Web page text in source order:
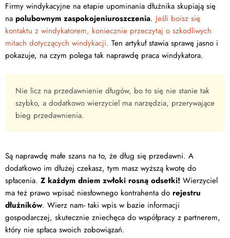
Firmy windykacyjne na etapie upominania dłużnika skupiają się
na polubownym zaspokojeniuroszczenia. Jeśli boisz się
kontaktu z windykatorem, koniecznie przeczytaj o szkodliwych
mitach dotyczących windykacji. Ten artykuł stawia sprawę jasno i
pokazuje, na czym polega tak naprawdę praca windykatora.
Nie licz na przedawnienie długów, bo to się nie stanie tak
szybko, a dodatkowo wierzyciel ma narzędzia, przerywające
bieg przedawnienia.
Są naprawdę małe szans na to, że dług się przedawni. A
dodatkowo im dłużej czekasz, tym masz wyższą kwotę do
spłacenia. Z każdym dniem zwłoki rosną odsetki! Wierzyciel
ma też prawo wpisać niesłownego kontrahenta do rejestru
dłużników. Wierz nam- taki wpis w bazie informacji
gospodarczej, skutecznie zniechęca do współpracy z partnerem,
który nie spłaca swoich zobowiązań.